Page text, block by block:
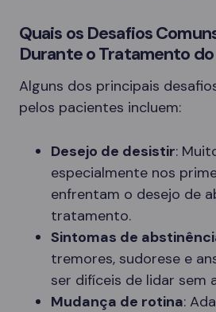
Quais os Desafios
Durante o Tratamento
Alguns dos principais
pelos pacientes incluem:
Desejo de desistir:
especialmente nos
enfrentam o desejo de
tratamento.
Sintomas de
tremores, sudorese e
ser difíceis de lidar sem
Mudança de rotina: